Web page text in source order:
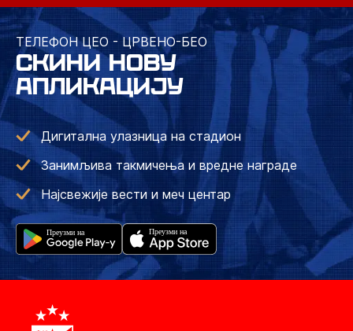
ТЕЛЕФОН ЦЕО - ЦРВЕНО-БЕО
СКИНИ НОВУ
АПЛИКАЦИЈУ
Дигитална улазница на стадион
Занимљива такмичења и вредне награде
Најсвежије вести и меч центар